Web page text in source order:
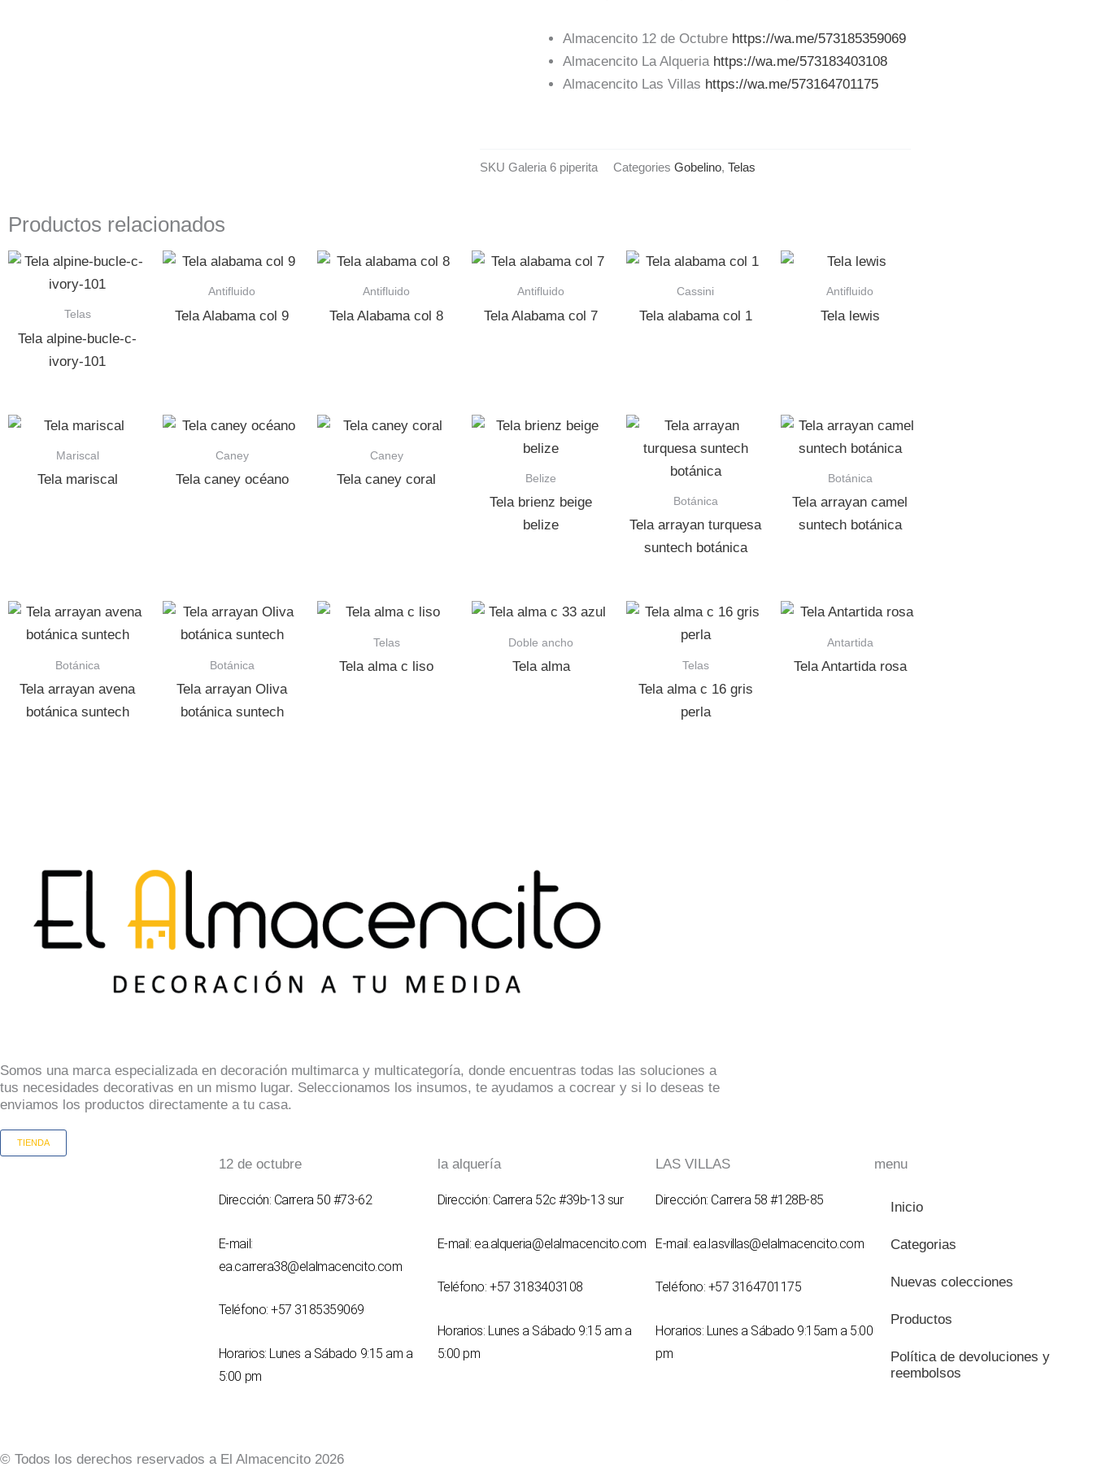
Almacencito 12 de Octubre https://wa.me/573185359069
Almacencito La Alqueria https://wa.me/573183403108
Almacencito Las Villas https://wa.me/573164701175
SKU Galeria 6 piperita Categories Gobelino, Telas
Productos relacionados
Telas
Tela alpine-bucle-c-
ivory-101
Antifluido
Tela Alabama col 9
Antifluido
Tela Alabama col 8
Antifluido
Tela Alabama col 7
Cassini
Tela alabama col 1
Antifluido
Tela lewis
Mariscal
Tela mariscal
Caney
Tela caney océano
Caney
Tela caney coral Belize
Tela brienz beige
belize
Botánica
Tela arrayan turquesa
suntech botánica
Botánica
Tela arrayan camel
suntech botánica
Botánica
Tela arrayan avena
botánica suntech
Botánica
Tela arrayan Oliva
botánica suntech
Telas
Tela alma c liso
Doble ancho
Tela alma Telas
Tela alma c 16 gris
perla
Antartida
Tela Antartida rosa
Somos una marca especializada en decoración multimarca y multicategoría, donde encuentras todas las soluciones a
tus necesidades decorativas en un mismo lugar. Seleccionamos los insumos, te ayudamos a cocrear y si lo deseas te
enviamos los productos directamente a tu casa.
TIENDA
12 de octubre
Dirección: Carrera 50 #73-62
E-mail:
ea.carrera38@elalmacencito.com
Teléfono: +57 3185359069
Horarios: Lunes a Sábado 9:15 am a
5:00 pm
la alquería
Dirección: Carrera 52c #39b-13 sur
E-mail: ea.alqueria@elalmacencito.com
Teléfono: +57 3183403108
Horarios: Lunes a Sábado 9:15 am a
5:00 pm
LAS VILLAS
Dirección: Carrera 58 #128B-85
E-mail: ea.lasvillas@elalmacencito.com
Teléfono: +57 3164701175
Horarios: Lunes a Sábado 9:15am a 5:00
pm
menu
Inicio
Categorias
Nuevas colecciones
Productos
Política de devoluciones y
reembolsos
© Todos los derechos reservados a El Almacencito 2026